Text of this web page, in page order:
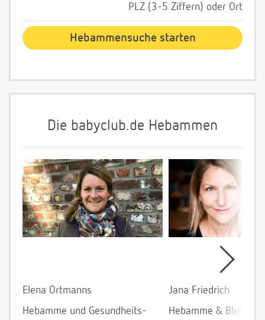
PLZ (3-5 Ziffern) oder Ort
Die babyclub.de Hebammen
Elena Ortmanns
Hebamme und Gesundheits-
Jana Friedrich
Hebamme &